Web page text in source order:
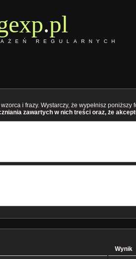
.pl
REGULARNYCH
i frazy. Wystarczy, że wypełnisz
zawartych w nich treści oraz, że
Wynik